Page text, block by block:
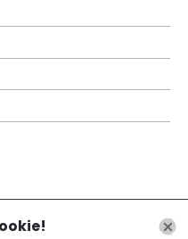
FI, Itali